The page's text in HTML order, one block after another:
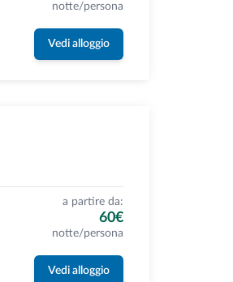
notte/persona
Vedi alloggio
a partire da:
60€
notte/persona
Vedi alloggio